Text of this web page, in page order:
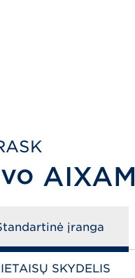
AIXAM
įranga
SKYDELIS